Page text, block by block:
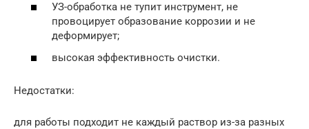
УЗ-обработка не тупит инструмент, не
провоцирует образование коррозии и не
деформирует;
высокая эффективность очистки.
Недостатки:
для работы подходит не каждый раствор из-за разных